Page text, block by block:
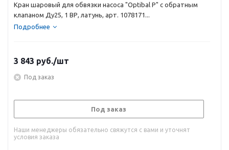
Кран шаровый для обвязки насоса "Optibal P" с обратным
клапаном Ду25, 1 ВР, латунь, арт. 1078171...
Подробнее
3 843 руб./шт
Под заказ
Под заказ
Наши менеджеры обязательно свяжутся с вами и уточнят
условия заказа